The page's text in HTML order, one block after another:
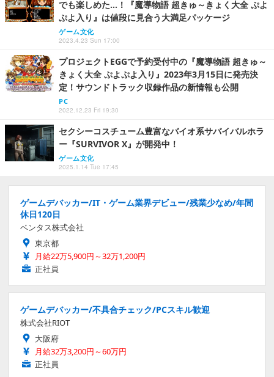
でも楽しめた…！『魔導物語 超きゅ～きょく大全 ぷよ
ぷよ入り』は値段に見合う大満足パッケージ
ゲーム文化
2023.4.23 Sun 17:00
プロジェクトEGGで予約受付中の『魔導物語 超きゅ～
きょく大全 ぷよぷよ入り』2023年3月15日に発売決
定！サウンドトラック収録作品の新情報も公開
PC
2022.12.23 Fri 19:30
セクシーコスチューム豊富なバイオ系サバイバルホラ
ー『SURVIVOR X』が開発中！
ゲーム文化
2025.1.14 Tue 17:45
ゲームデバッカー/IT・ゲーム業界デビュー/残業少なめ/年間
休日120日
ベンタス株式会社
東京都
月給22万5,900円～32万1,200円
正社員
ゲームデバッカー/不具合チェック/PCスキル歓迎
株式会社RIOT
大阪府
月給32万3,200円～60万円
正社員